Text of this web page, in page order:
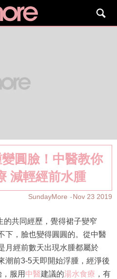
圓臉！中醫教你
減輕經前水腫
SundayMore Nov 23 2019
的共同經歷，覺得裙子變窄
下，臉也變得圓圓的。從中醫
月經前數天出現水腫都屬於
潮前3-5天即開始浮腫，經淨後
服用 中醫建議的湯水食療 ，有